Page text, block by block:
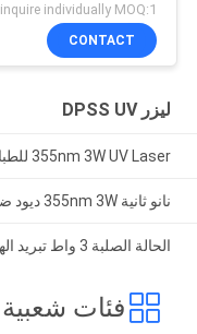
CONTACT
ليزر DPSS UV
355nm 3W UV Laser للطباعة الحجرية ثلاثية الأبعاد
نانو ثانية 355nm 3W ديود ضخ ليزر الحالة الصلبة
الحالة الصلبة 3 واط تبريد الهواء ليزر DPSS UV
فئات شعبية